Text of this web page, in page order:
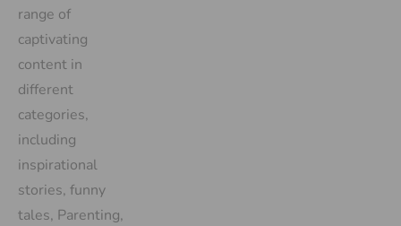
range of
captivating
content in
different
categories,
including
inspirational
stories, funny
tales, Parenting,